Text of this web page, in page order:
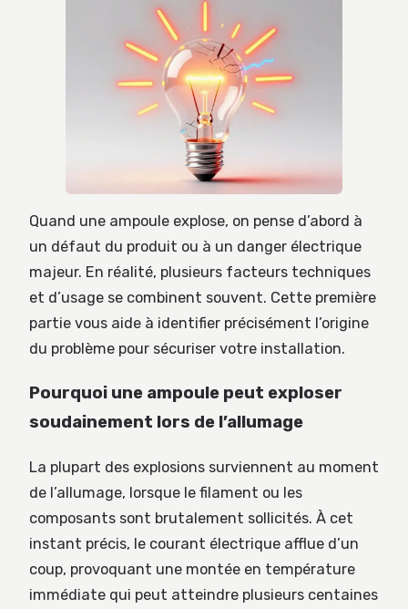
Quand une ampoule explose, on pense d’abord à
un défaut du produit ou à un danger électrique
majeur. En réalité, plusieurs facteurs techniques
et d’usage se combinent souvent. Cette première
partie vous aide à identifier précisément l’origine
du problème pour sécuriser votre installation.
Pourquoi une ampoule peut exploser
soudainement lors de l’allumage
La plupart des explosions surviennent au moment
de l’allumage, lorsque le filament ou les
composants sont brutalement sollicités. À cet
instant précis, le courant électrique afflue d’un
coup, provoquant une montée en température
immédiate qui peut atteindre plusieurs centaines